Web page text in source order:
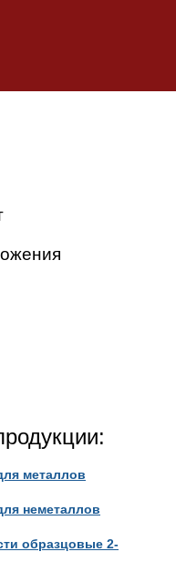
металлов
неметаллов
образцовые 2-